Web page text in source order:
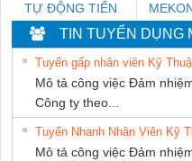
TỰ ĐỘNG TIẾN
HƯNGTIN TUYỂN DỤNG
Tuyển gấp nhân viên Kỹ
Mô tả công việc Đảm
Công ty theo...
Tuyển Nhanh Nhân Viên Kỹ
Mô tả công việc Đảm